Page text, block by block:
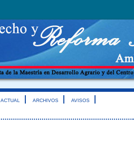
ACTUAL ARCHIVOS AVISOS